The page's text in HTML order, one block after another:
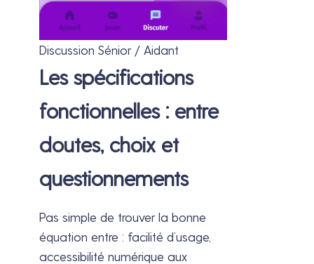
Discussion Sénior / Aidant
Les spécifications
fonctionnelles : entre
doutes, choix et
questionnements
Pas simple de trouver la bonne
équation entre : facilité d’usage,
accessibilité numérique aux